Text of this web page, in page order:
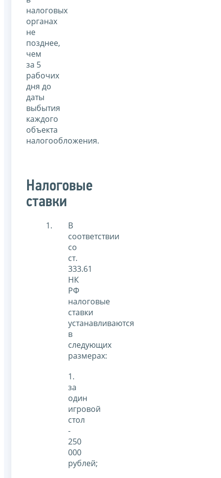
налоговых
органах
не
позднее,
чем
за 5
рабочих
дня до
даты
выбытия
каждого
объекта
налогообложения.
Налоговые
ставки
В
соответствии
со
ст.
333.61
НК
РФ
налоговые
ставки
устанавливаются
в
следующих
размерах:
1.
за
один
игровой
стол
-
250
000
рублей;